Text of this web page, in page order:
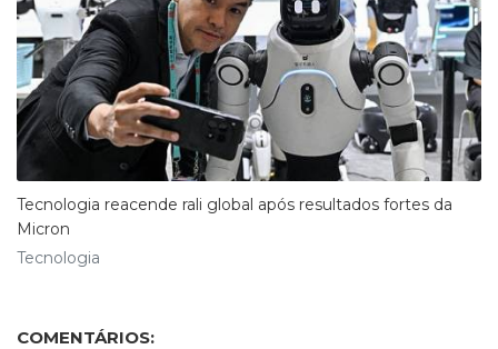
Tecnologia reacende rali global após resultados fortes da
Micron
Tecnologia
COMENTÁRIOS: